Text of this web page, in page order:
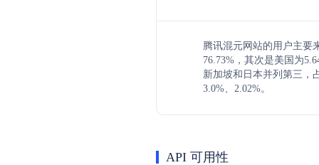
腾讯混元网站的用户主要
76.73%，其次是美国为
新加坡和日本并列第三，
3.0%、2.02%。
API 可用性